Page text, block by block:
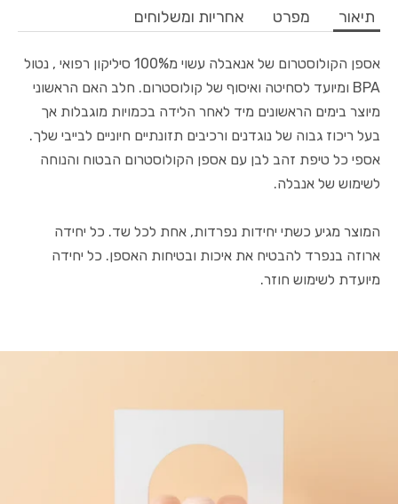
שימוש בחזיית שאיבה לשאיבה דו-צדדית עם אנבלה
טיפים וטריקים לשאיבה
לקוחות ממליצות
תיאור מפרט אחריות ומשלוחים
אספן הקולוסטרום של אנאבלה עשוי מ100% סיליקון רפואי , נטול
BPA ומיועד לסחיטה ואיסוף של קולוסטרום. חלב האם הראשוני
מיוצר בימים הראשונים מיד לאחר הלידה בכמויות מוגבלות אך
בעל ריכוז גבוה של נוגדנים ורכיבים תזונתיים חיוניים לבייבי שלך.
אספי כל טיפת זהב לבן עם אספן הקולוסטרום הבטוח והנוחה
לשימוש של אנבלה.
המוצר מגיע כשתי יחידות נפרדות, אחת לכל שד. כל יחידה
ארוזה בנפרד להבטיח את איכות ובטיחות האספן. כל יחידה
מיועדת לשימוש חוזר.